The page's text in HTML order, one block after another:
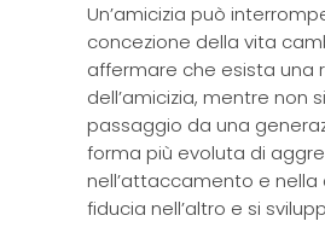
Un’amicizia può
concezione della vita
affermare che esista una
dell’amicizia, mentre non
passaggio da una
forma più evoluta di
nell’attaccamento e
fiducia nell’altro e si